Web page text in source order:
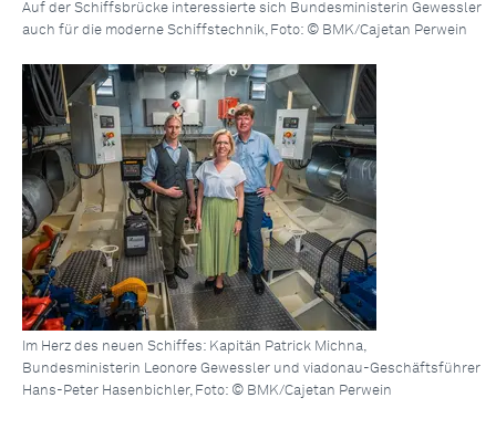
Auf der Schiffsbrücke interessierte sich Bundesministerin Gewessler
auch für die moderne Schiffstechnik, Foto: © BMK/Cajetan Perwein
Im Herz des neuen Schiffes: Kapitän Patrick Michna,
Bundesministerin Leonore Gewessler und viadonau-Geschäftsführer
Hans-Peter Hasenbichler, Foto: © BMK/Cajetan Perwein